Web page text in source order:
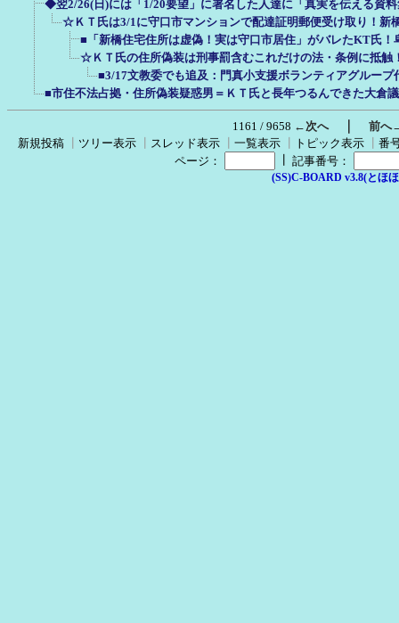
◆翌2/26(日)には「1/20要望」に署名した人達に「真実を伝える資
☆ＫＴ氏は3/1に守口市マンションで配達証明郵便受け取り！新
■「新橋住宅住所は虚偽！実は守口市居住」がバレたKT氏！
☆ＫＴ氏の住所偽装は刑事罰含むこれだけの法・条例に抵触
■3/17文教委でも追及：門真小支援ボランティアグループ
■市住不法占拠・住所偽装疑惑男＝ＫＴ氏と長年つるんできた大倉
1161 / 9658 ←次へ｜ 前へ
新規投稿
ツリー表示 スレッド表示 一覧表示 トピック表示
番
ページ：
記事番号：
(SS)C-BOARD v3.8(とほ